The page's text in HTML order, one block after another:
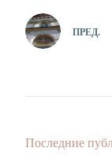
ПРЕД.
Последние